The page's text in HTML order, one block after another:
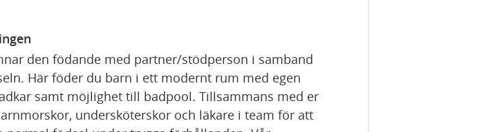
den födande med partner/stödperson i samband
Här föder du barn i ett modernt rum med egen
samt möjlighet till badpool. Tillsammans med er
undersköterskor och läkare i team för att